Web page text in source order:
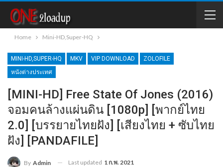
Home Mini-HD,Super-HQ
MINI-HD,SUPER-HQ MKV VIP DOWNLOAD
ZOLOFILE
หนังต่างประเทศ
[MINI-HD] Free State Of Jones (2016)
จอมคนล้างแผ่นดิน [1080p] [พากย์ไทย
2.0] [บรรยายไทยฝัง] [เสียงไทย + ซับไทย
ฝัง] [PANDAFILE]
By Admin Last updated 1 ก.พ. 2021